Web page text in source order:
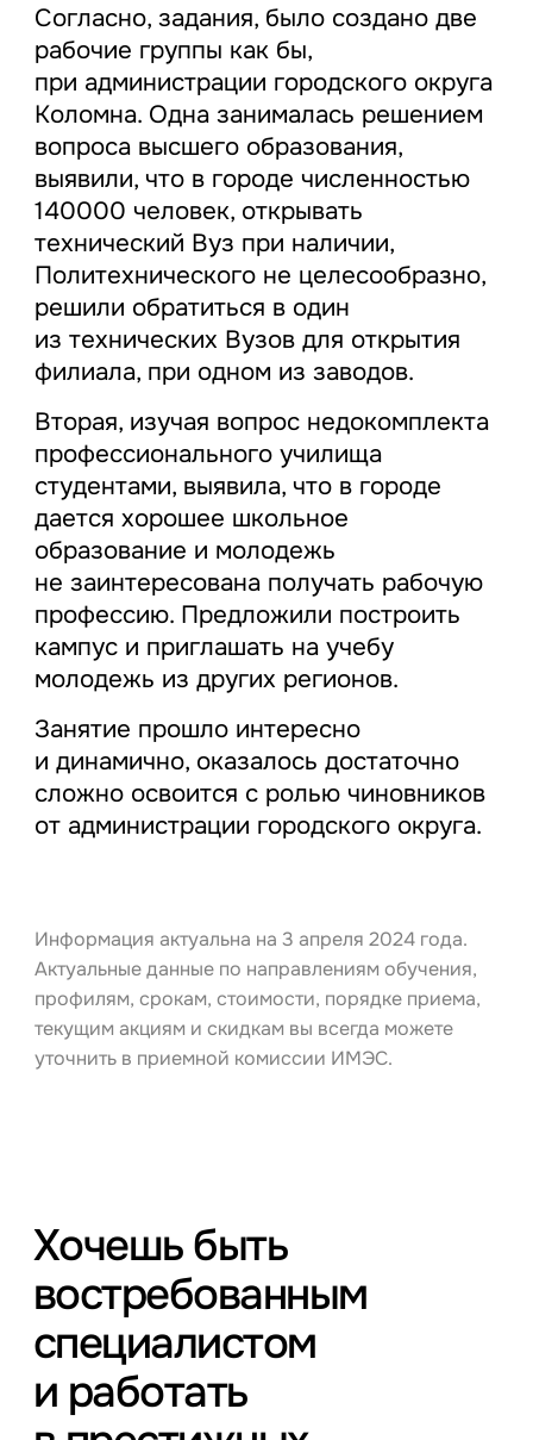
Согласно, задания, было создано две
рабочие группы как бы,
при администрации городского округа
Коломна. Одна занималась решением
вопроса высшего образования,
выявили, что в городе численностью
140000 человек, открывать
технический Вуз при наличии,
Политехнического не целесообразно,
решили обратиться в один
из технических Вузов для открытия
филиала, при одном из заводов.
Вторая, изучая вопрос недокомплекта
профессионального училища
студентами, выявила, что в городе
дается хорошее школьное
образование и молодежь
не заинтересована получать рабочую
профессию. Предложили построить
кампус и приглашать на учебу
молодежь из других регионов.
Занятие прошло интересно
и динамично, оказалось достаточно
сложно освоится с ролью чиновников
от администрации городского округа.
Информация актуальна на 3 апреля 2024 года.
Актуальные данные по направлениям обучения,
профилям, срокам, стоимости, порядке приема,
текущим акциям и скидкам вы всегда можете
уточнить в приемной комиссии ИМЭС.
Хочешь быть
востребованным
специалистом
и работать